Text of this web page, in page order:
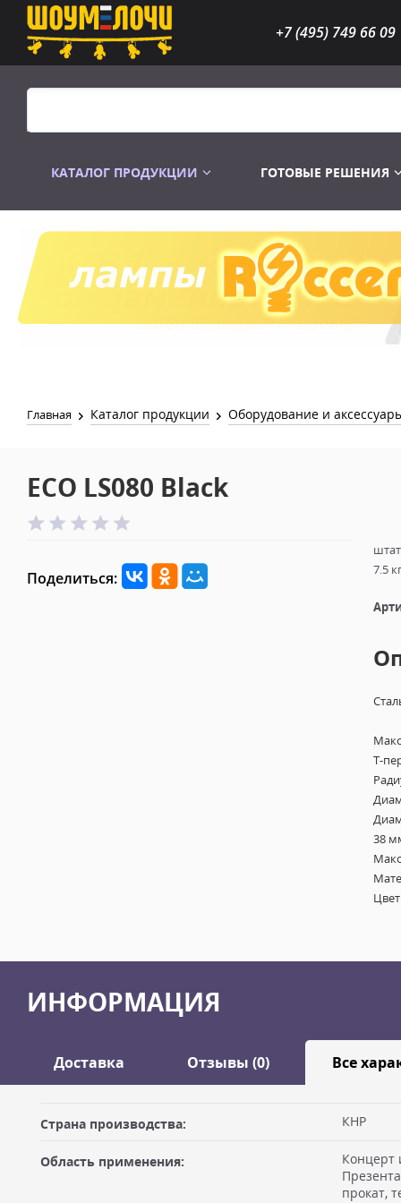
+7 (495) 749 66 09
КАТАЛОГ ПРОДУКЦИИ
Распродажа Лампы
ГОТОВЫЕ РЕШЕНИЯ
Главная Каталог продукции Оборудование и
ECO LS080 Black
Поделиться:
7.5
T-
38
ИНФОРМАЦИЯ
Доставка Отзывы (0) Все
ДОСТАВКА
Самовывоз из офиса
Вы можете забрать товар из офиса (метро "Бутырская") после
Оставить отзыв
Ваше имя
Страна производства: КНР
Область применения:
Концерт
прокат,